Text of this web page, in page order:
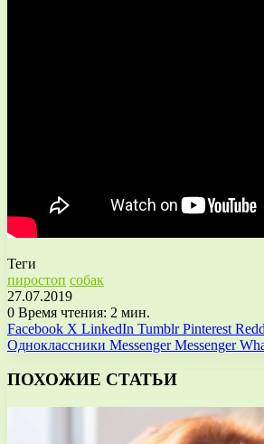
Теги
пиростоп собак
27.07.2019
0 Время чтения: 2 мин.
Facebook X LinkedIn Tumblr Pinterest
Одноклассники Messenger Messenger
ПОХОЖИЕ СТАТЬИ